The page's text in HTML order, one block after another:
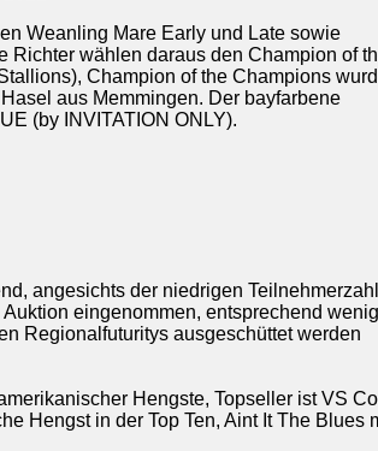
Weanling Mare Early und Late sowie
wählen daraus den Champion of
Champion of the Champions
aus Memmingen. Der bayfarbene
(by INVITATION ONLY).
angesichts der niedrigen
eingenommen, entsprechend wenig
Regionalfuturitys ausgeschüttet werden
Hengste, Topseller ist VS
Hengst in der Top Ten, Aint It The Blues